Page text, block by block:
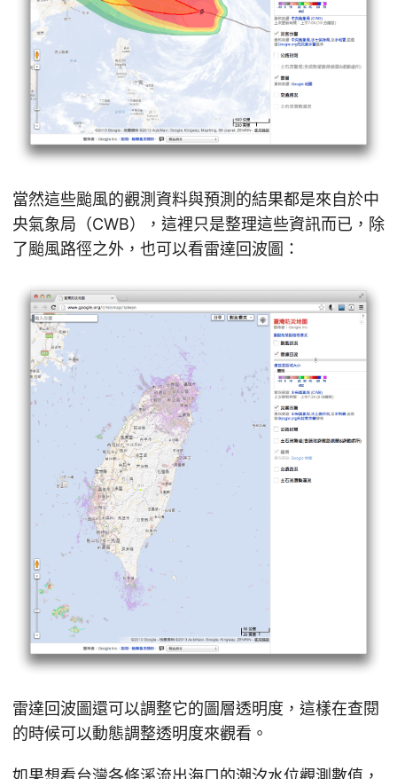
當然這些颱風的觀測資料與預測的結果都是來自於中
央氣象局（CWB），這裡只是整理這些資訊而已，除
了颱風路徑之外，也可以看雷達回波圖：
雷達回波圖還可以調整它的圖層透明度，這樣在查閱
的時候可以動態調整透明度來觀看。